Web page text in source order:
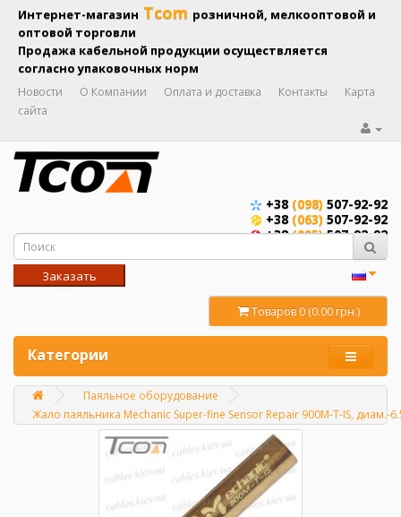
Интернет-магазин Tcom розничной, мелкооптовой и
оптовой торговли
Продажа кабельной продукции осуществляется
согласно упаковочных норм
Новости О Компании Оплата и доставка Контакты
Карта
сайта
+38 (098) 507-92-92
+38 (063) 507-92-92
+38(095)507-92-92
Заказать
Товаров 0 (0.00 грн.)
Категории
Паяльное оборудование
Жало паяльника Mechanic Super-fine Sensor Repair 900M-T-IS,